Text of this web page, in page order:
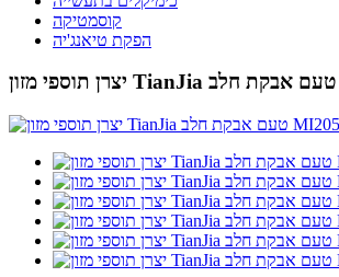
קוסמטיקה
הפקת טיאנג'יה